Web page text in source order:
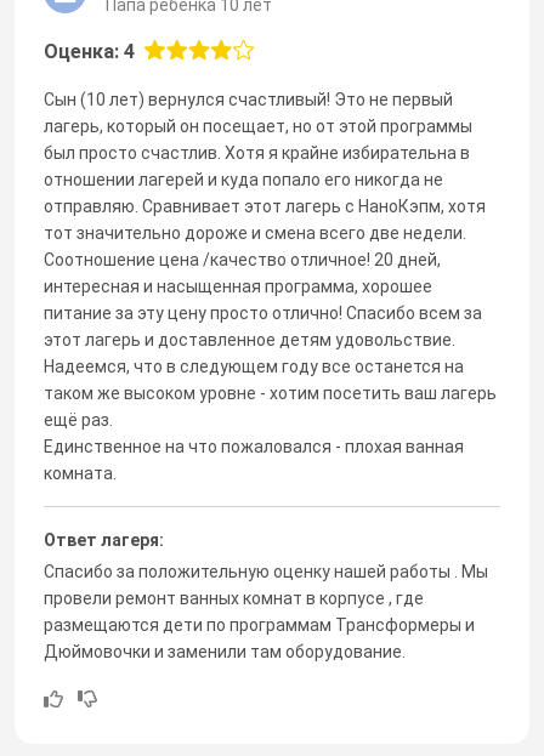
Папа ребенка 10 лет
Оценка: 4
Сын (10 лет) вернулся счастливый! Это не первый
лагерь, который он посещает, но от этой программы
был просто счастлив. Хотя я крайне избирательна в
отношении лагерей и куда попало его никогда не
отправляю. Сравнивает этот лагерь с НаноКэпм, хотя
тот значительно дороже и смена всего две недели.
Соотношение цена /качество отличное! 20 дней,
интересная и насыщенная программа, хорошее
питание за эту цену просто отлично! Спасибо всем за
этот лагерь и доставленное детям удовольствие.
Надеемся, что в следующем году все останется на
таком же высоком уровне - хотим посетить ваш лагерь
ещё раз.
Единственное на что пожаловался - плохая ванная
комната.
Ответ лагеря:
Спасибо за положительную оценку нашей работы . Мы
провели ремонт ванных комнат в корпусе , где
размещаются дети по программам Трансформеры и
Дюймовочки и заменили там оборудование.